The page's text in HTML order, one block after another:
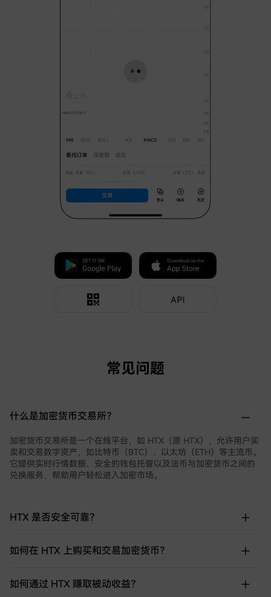
常见问题
什么是加密货币交易所？
加密货币交易所是一个在线平台，如 HTX（原 HTX），允许用户买
卖和交易数字资产，如比特币（BTC）、以太坊（ETH）等主流币。
它提供实时行情数据、安全的钱包托管以及法币与加密货币之间的
兑换服务，帮助用户轻松进入加密市场。
HTX 是否安全可靠？
如何在 HTX 上购买和交易加密货币？
如何通过 HTX 赚取被动收益？